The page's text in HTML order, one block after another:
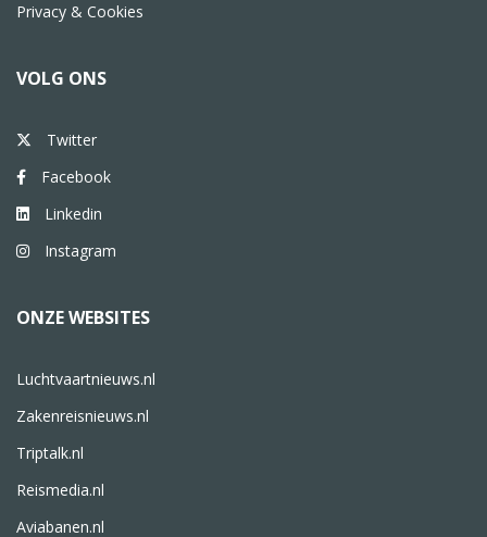
Privacy & Cookies
VOLG ONS
Twitter
Facebook
Linkedin
Instagram
ONZE WEBSITES
Luchtvaartnieuws.nl
Zakenreisnieuws.nl
Triptalk.nl
Reismedia.nl
Aviabanen.nl